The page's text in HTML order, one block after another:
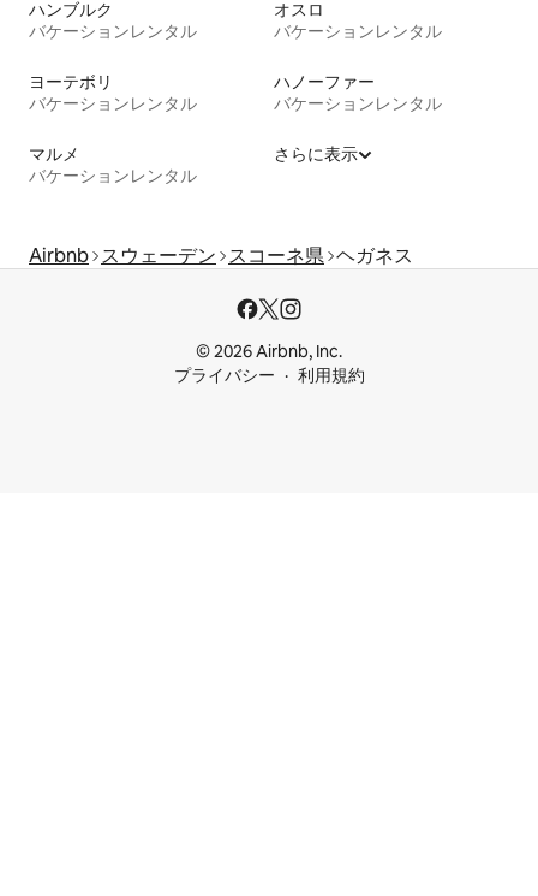
ハンブルク
バケーションレンタル
オスロ
バケーションレンタル
ヨーテボリ
バケーションレンタル
ハノーファー
バケーションレンタル
マルメ
バケーションレンタル
さらに表示
Airbnb スウェーデン スコーネ県 ヘガネス
© 2026 Airbnb, Inc.
プライバシー
利用規約